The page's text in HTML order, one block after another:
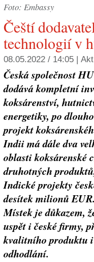
Foto: Embassy
Čeští
technologií v
08.05.2022 / 14:05 |
Česká společnost
dodává kompletní
koksárenství,
energetiky, po
projekt
Indii má dále dva
oblasti koksárenské
druhotných
Indické projekty
desítek milionů
Místek je důkazem,
uspět i české firmy,
kvalitního produktu
odhodlání.